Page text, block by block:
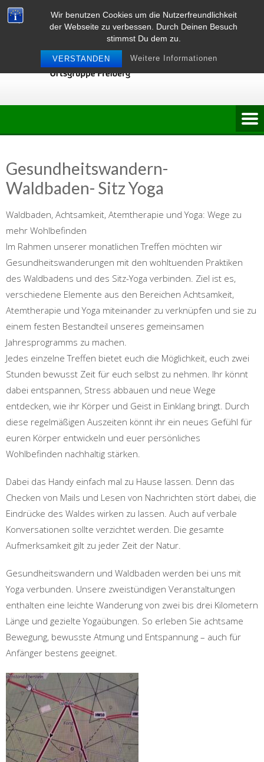
Wir benutzen Cookies um die Nutzerfreundlichkeit
der Webseite zu verbessen. Durch Deinen Besuch
stimmst Du dem zu.
VERSTANDEN Weitere Informationen
Skip
to
Gesundheitswandern-
Waldbaden- Sitz Yoga
Waldbaden, Achtsamkeit, Atemtherapie und Yoga: Wege zu
mehr Wohlbefinden
Im Rahmen unserer monatlichen Treffen möchten wir
Gesundheitswanderungen mit den wohltuenden Praktiken
des Waldbadens und des Sitz-Yoga verbinden. Ziel ist es,
verschiedene Elemente aus den Bereichen Achtsamkeit,
Atemtherapie und Yoga miteinander zu verknüpfen und sie zu
einem festen Bestandteil unseres gemeinsamen
Jahresprogramms zu machen.
Jedes einzelne Treffen bietet euch die Möglichkeit, euch zwei
Stunden bewusst Zeit für euch selbst zu nehmen. Ihr könnt
dabei entspannen, Stress abbauen und neue Wege
entdecken, wie ihr Körper und Geist in Einklang bringt. Durch
diese regelmäßigen Auszeiten könnt ihr ein neues Gefühl für
euren Körper entwickeln und euer persönliches
Wohlbefinden nachhaltig stärken.
Dabei das Handy einfach mal zu Hause lassen. Denn das
Checken von Mails und Lesen von Nachrichten stört dabei, die
Eindrücke des Waldes wirken zu lassen. Auch auf verbale
Konversationen sollte verzichtet werden. Die gesamte
Aufmerksamkeit gilt zu jeder Zeit der Natur.
Gesundheitswandern und Waldbaden werden bei uns mit
Yoga verbunden. Unsere zweistündigen Veranstaltungen
enthalten eine leichte Wanderung von zwei bis drei Kilometern
Länge und gezielte Yogaübungen. So erleben Sie achtsame
Bewegung, bewusste Atmung und Entspannung – auch für
Anfänger bestens geeignet.